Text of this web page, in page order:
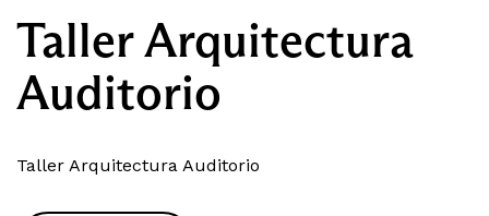
Taller Arquitectura
Auditorio
Taller Arquitectura Auditorio